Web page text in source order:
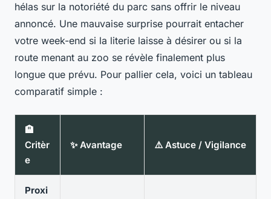
hélas sur la notoriété du parc sans offrir le niveau
annoncé. Une mauvaise surprise pourrait entacher
votre week-end si la literie laisse à désirer ou si la
route menant au zoo se révèle finalement plus
longue que prévu. Pour pallier cela, voici un tableau
comparatif simple :
🏨
Critèr
e
✨ Avantage ⚠️ Astuce / Vigilance
Proxi